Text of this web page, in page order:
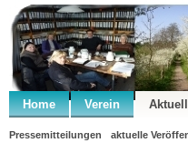
Home Verein
Pressemitteilungen aktuelle